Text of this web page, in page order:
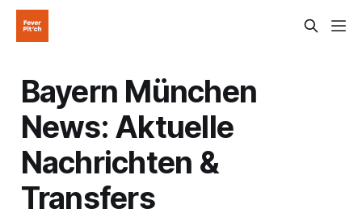
Bayern München
News: Aktuelle
Nachrichten &
Transfers